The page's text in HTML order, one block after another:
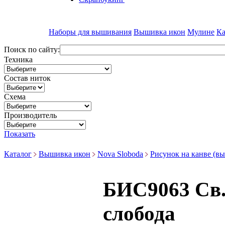
Наборы для вышивания Вышивка икон Мулине
Поиск по сайту:
Техника
Состав ниток
Схема
Производитель
Показать
Каталог Вышивка икон Nova Sloboda Рисунок на канве
БИС9063
слобода